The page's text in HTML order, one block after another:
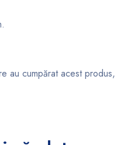
au cumpărat acest produs,